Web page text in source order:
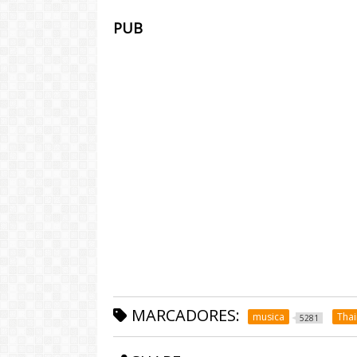
PUB
MARCADORES: musica 5281